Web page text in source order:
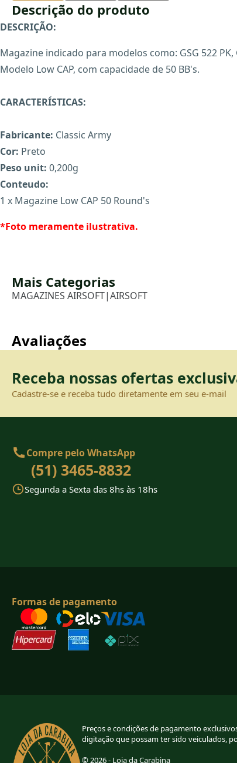
Descrição do produto
DESCRIÇÃO:
Magazine indicado para modelos como: GSG 522 PK,
Modelo Low CAP, com capacidade de 50 BB's.
CARACTERÍSTICAS:
Fabricante: Classic Army
Cor: Preto
Peso unit: 0,200g
Conteudo:
1 x Magazine Low CAP 50 Round's
*Foto meramente ilustrativa.
Mais Categorias
MAGAZINES AIRSOFT|AIRSOFT
Avaliações
Receba nossas ofertas
Cadastre-se e receba tudo diretamente em seu e-mail
Compre pelo WhatsApp
(51) 3465-8832
Segunda a Sexta das 8hs às 18hs
Formas de pagamento
Preços e condições de pagamento
digitação que possam ter sido veiculados,
© 2026 - Loja da Carabina